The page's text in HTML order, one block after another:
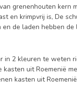
grenenhouten kern
en krimpvrij is, De
de laden hebben
in 2 kleuren te weten
kasten uit Roemenië
kasten uit